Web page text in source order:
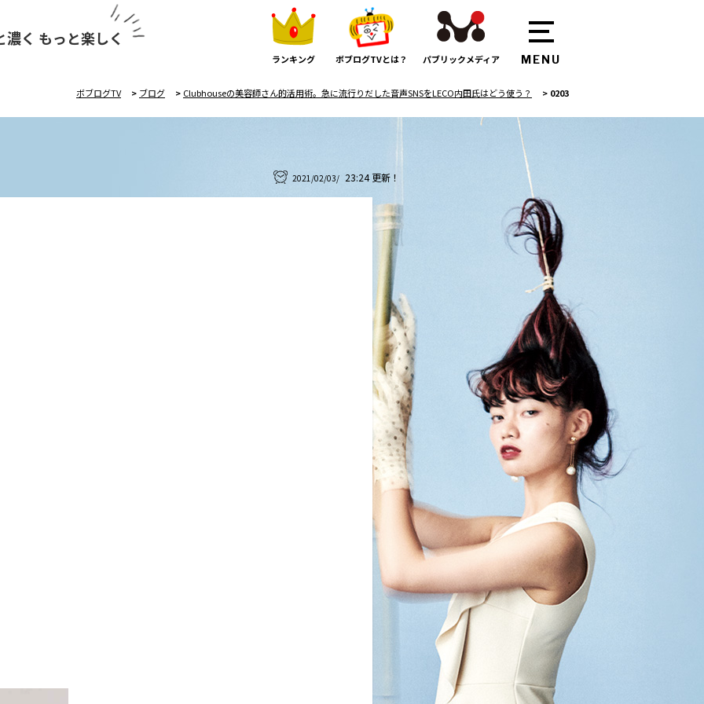
く もっと楽しく
ランキング ボブログTVとは？ パブリックメディア
ボブログTV > ブログ > Clubhouseの美容師さん的活用術。急に流行りだした音声SNSをLECO内田氏はどう使う？ > 0203
2021/02/03/ 23:24 更新！